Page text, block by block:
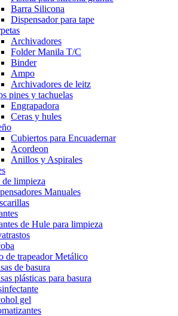
Barra Silicona
Dispensador para tape
Archivadores
Folder Manila T/C
Binder
Ampo
Archivadores de leitz
pines y tachuelas
Engrapadora
Ceras y hules
Cubiertos para Encuadernar
Acordeon
Anillos y Aspirales
limpieza
Manuales
de Hule para limpieza
de trapeador Metálico
de basura
plásticas para basura
gel